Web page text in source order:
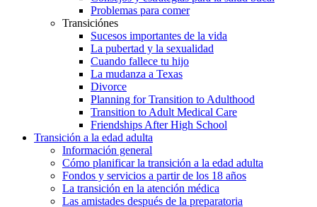
Problemas para comer
Transiciónes
Sucesos importantes de la vida
La pubertad y la sexualidad
Cuando fallece tu hijo
La mudanza a Texas
Divorce
Planning for Transition to Adulthood
Transition to Adult Medical Care
Friendships After High School
Transición a la edad adulta
Información general
Cómo planificar la transición a la edad adulta
Fondos y servicios a partir de los 18 años
La transición en la atención médica
Las amistades después de la preparatoria